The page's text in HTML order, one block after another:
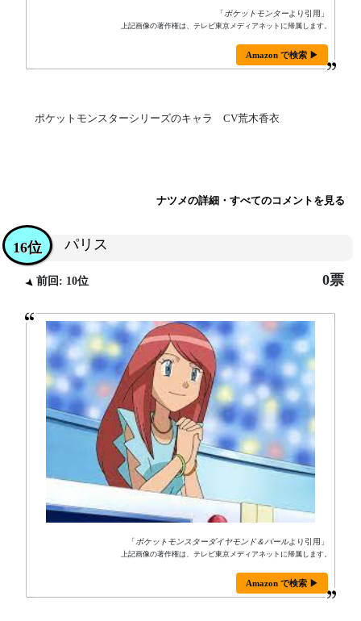
「ポケットモンターより引用」
上記画像の著作権は、テレビ東京メディアネットに帰属します。
Amazon で検索 ▶
ポケットモンスターシリーズのキャラ CV荒木香衣
ナツメの詳細・すべてのコメントを見る
パリス
16位
前回: 10位 0票
「ポケットモンスターダイヤモンド＆パールより引用」
上記画像の著作権は、テレビ東京メディアネットに帰属します。
Amazon で検索 ▶